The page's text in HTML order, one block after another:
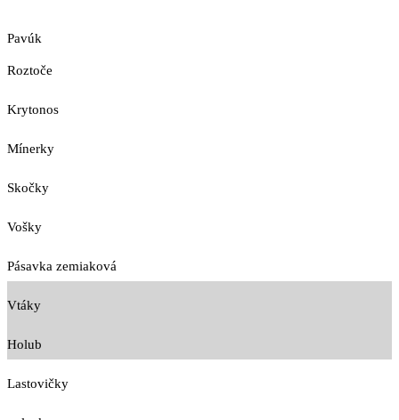
Pavúk
Roztoče
Krytonos
Mínerky
Skočky
Vošky
Pásavka zemiaková
Vtáky
Holub
Lastovičky